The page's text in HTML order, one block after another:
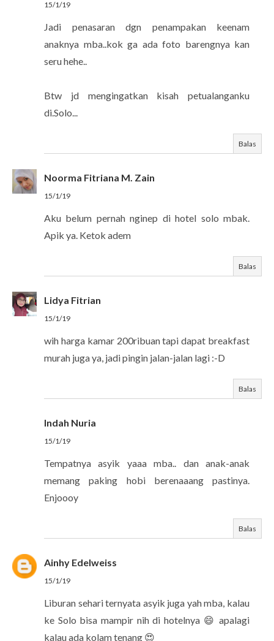
15/1/19
Jadi penasaran dgn penampakan keenam
anaknya mba..kok ga ada foto barengnya kan
seru hehe..
Btw jd mengingatkan kisah petualanganku
di.Solo...
Balas
Noorma Fitriana M. Zain
15/1/19
Aku belum pernah nginep di hotel solo mbak.
Apik ya. Ketok adem
Balas
Lidya Fitrian
15/1/19
wih harga kamar 200ribuan tapi dapat breakfast
murah juga ya, jadi pingin jalan-jalan lagi :-D
Balas
Indah Nuria
15/1/19
Tempatnya asyik yaaa mba.. dan anak-anak
memang paking hobi berenaaang pastinya.
Enjoooy
Balas
Ainhy Edelweiss
15/1/19
Liburan sehari ternyata asyik juga yah mba, kalau
ke Solo bisa mampir nih di hotelnya 😄 apalagi
kalau ada kolam tenang 😍